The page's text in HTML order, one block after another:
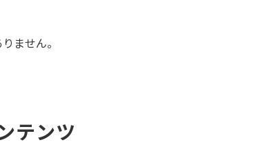
ません。
テンツ